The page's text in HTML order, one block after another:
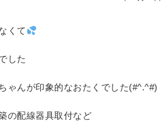
くて
した
ゃんが印象的なおたくでした(#^.^#)
の配線器具取付など